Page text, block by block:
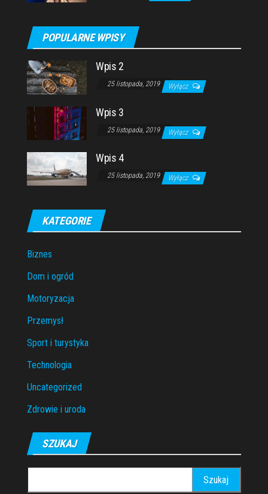
POPULARNE WPISY
Wpis 2
25 listopada, 2019 Wyłącz
Wpis 3
25 listopada, 2019 Wyłącz
Wpis 4
25 listopada, 2019 Wyłącz
KATEGORIE
Biznes
Dom i ogród
Motoryzacja
Przemysł
Sport i turystyka
Technologia
Uncategorized
Zdrowie i uroda
SZUKAJ